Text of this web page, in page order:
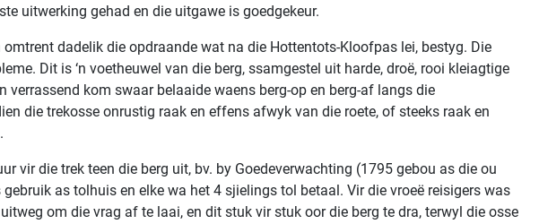
uitwerking gehad en die uitgawe is goedgekeur.
dadelik die opdraande wat na die Hottentots-Kloofpas lei, bestyg. Die
Dit is ‘n voetheuwel van die berg, ssamgestel uit harde, droë, rooi kleiagtige
kom swaar belaaide waens berg-op en berg-af langs die
die trekosse onrustig raak en effens afwyk van die roete, of steeks raak en
vir die trek teen die berg uit, bv. by Goedeverwachting (1795 gebou as die ou
as tolhuis en elke wa het 4 sjielings tol betaal. Vir die vroeë reisigers was
om die vrag af te laai, en dit stuk vir stuk oor die berg te dra, terwyl die osse